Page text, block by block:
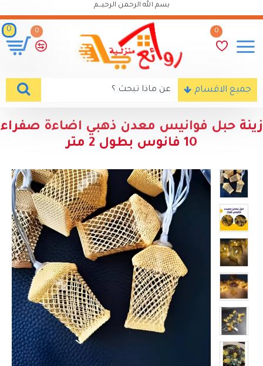
بسم الله الرحمن الرحيـــم
0
0
0
جميع الاقسام
زينة حبل فوانيس معدن ذهبي اضاءة صفراء
10 فانوس بطول 2 متر